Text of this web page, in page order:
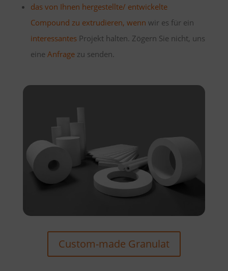
das von Ihnen hergestellte/ entwickelte
Compound zu extrudieren, wenn wir es für ein
interessantesProjekt halten. Zögern Sie nicht, uns
eine Anfragezu senden.
Custom-made Granulat